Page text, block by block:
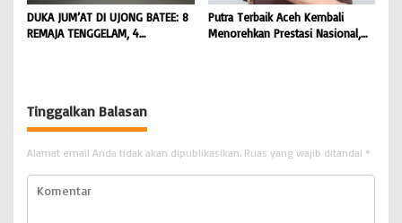
DUKA JUM’AT DI UJONG BATEE: 8
REMAJA TENGGELAM, 4
Putra Terbaik Aceh Kembali
Menorehkan Prestasi Nasional,
Tinggalkan Balasan
Alamat email Anda tidak akan dipublikasikan. Ruas yang wajib ditandai *